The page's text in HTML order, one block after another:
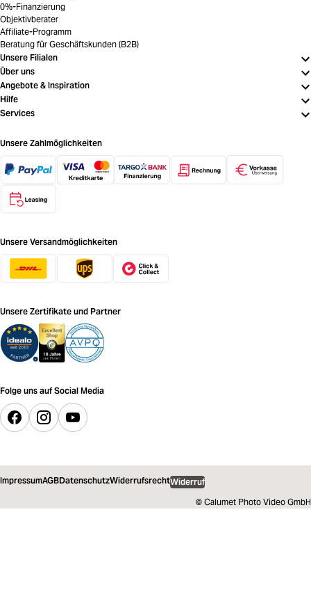
0%-Finanzierung
Objektivberater
Affiliate-Programm
Beratung für Geschäftskunden (B2B)
Unsere Filialen
Über uns
Angebote & Inspiration
Hilfe
Services
Unsere Zahlmöglichkeiten
Unsere Versandmöglichkeiten
Unsere Zertifikate und Partner
Folge uns auf Social Media
ImpressumAGBDatenschutzWiderrufsrechtWiderruf
© Calumet Photo Video GmbH